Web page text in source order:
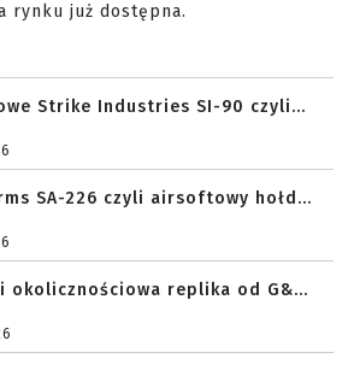
rynku już dostępna.
Strike Industries SI-90 czyli...
SA-226 czyli airsoftowy hołd...
okolicznościowa replika od G&...